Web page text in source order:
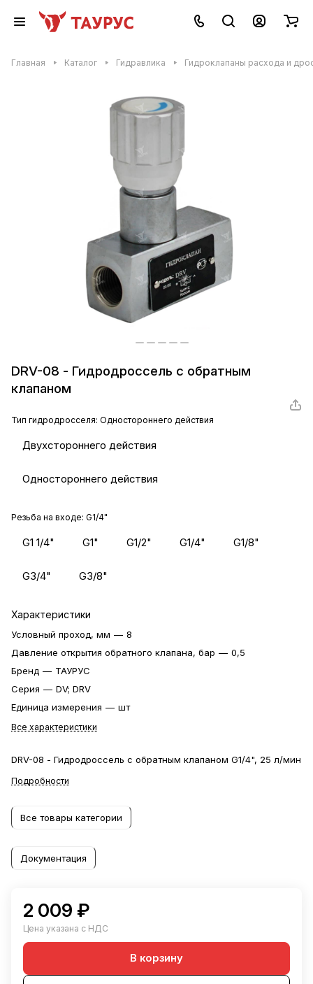
Главная Каталог Гидравлика Гидроклапаны расхода и
DRV-08 - Гидродроссель с обратным
клапаном
Тип гидродросселя: Одностороннего действия
Двухстороннего действия
Одностороннего действия
Резьба на входе: G1/4"
G1 1/4" G1" G1/2" G1/4" G1/8"
G3/4" G3/8"
Характеристики
Условный проход, мм — 8
Давление открытия обратного клапана, бар — 0,5
Бренд — ТАУРУС
Серия — DV; DRV
Единица измерения — шт
Все характеристики
DRV-08 - Гидродроссель с обратным клапаном G1/4", 25 л/мин
Подробности
Все товары категории
Документация
2 009 ₽
Цена указана с НДС
В корзину